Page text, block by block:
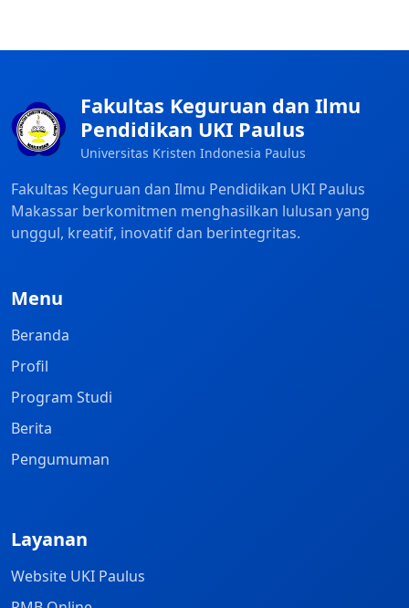
Fakultas Keguruan dan Ilmu
Pendidikan UKI Paulus
Universitas Kristen Indonesia Paulus
Fakultas Keguruan dan Ilmu Pendidikan UKI Paulus
Makassar berkomitmen menghasilkan lulusan yang
unggul, kreatif, inovatif dan berintegritas.
Menu
Beranda
Profil
Program Studi
Berita
Pengumuman
Layanan
Website UKI Paulus